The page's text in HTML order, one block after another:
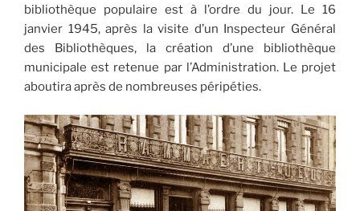
bibliothèque populaire est à l’ordre du jour. Le 16
janvier 1945, après la visite d’un Inspecteur Général
des Bibliothèques, la création d’une bibliothèque
municipale est retenue par l’Administration. Le projet
aboutira après de nombreuses péripéties.